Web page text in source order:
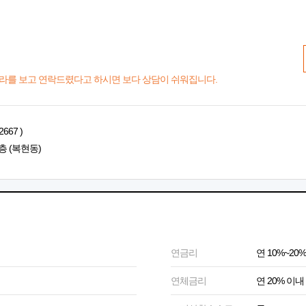
를 보고 연락드렸다고 하시면 보다 상담이 쉬워집니다.
)
(복현동)
연금리 연 10%~20%
연체금리 연 20% 이내